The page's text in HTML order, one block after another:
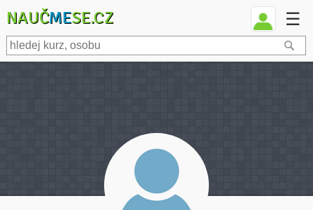
NAUČMESE.CZ ☰